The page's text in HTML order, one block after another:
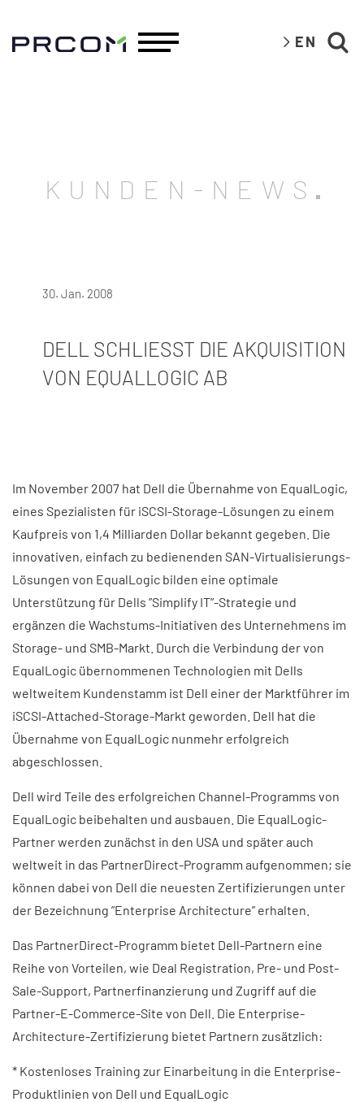
EN
KUNDEN-NEWS
30. Jan. 2008
DELL SCHLIESST DIE AKQUISITION V
ON EQUALLOGIC AB
Im November 2007 hat Dell die Übernahme von EqualLogic,
eines Spezialisten für iSCSI-Storage-Lösungen zu einem
Kaufpreis von 1,4 Milliarden Dollar bekannt gegeben. Die
innovativen, einfach zu bedienenden SAN-Virtualisierungs-
Lösungen von EqualLogic bilden eine optimale
Unterstützung für Dells ”Simplify IT”-Strategie und
ergänzen die Wachstums-Initiativen des Unternehmens im
Storage- und SMB-Markt. Durch die Verbindung der von
EqualLogic übernommenen Technologien mit Dells
weltweitem Kundenstamm ist Dell einer der Marktführer im
iSCSI-Attached-Storage-Markt geworden. Dell hat die
Übernahme von EqualLogic nunmehr erfolgreich
abgeschlossen.
Dell wird Teile des erfolgreichen Channel-Programms von
EqualLogic beibehalten und ausbauen. Die EqualLogic-
Partner werden zunächst in den USA und später auch
weltweit in das PartnerDirect-Programm aufgenommen; sie
können dabei von Dell die neuesten Zertifizierungen unter
der Bezeichnung ”Enterprise Architecture” erhalten.
Das PartnerDirect-Programm bietet Dell-Partnern eine
Reihe von Vorteilen, wie Deal Registration, Pre- und Post-
Sale-Support, Partnerfinanzierung und Zugriff auf die
Partner-E-Commerce-Site von Dell. Die Enterprise-
Architecture-Zertifizierung bietet Partnern zusätzlich:
* Kostenloses Training zur Einarbeitung in die Enterprise-
Produktlinien von Dell und EqualLogic